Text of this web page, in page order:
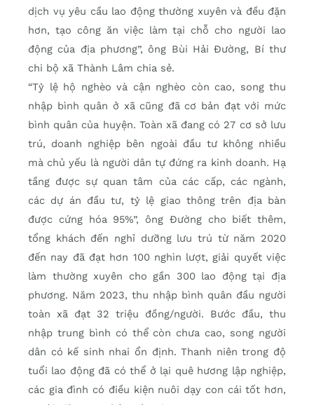
dịch vụ yêu cầu lao động thường xuyên và đều đặn
hơn, tạo công ăn việc làm tại chỗ cho người lao
động của địa phương”, ông Bùi Hải Đường, Bí thư
chi bộ xã Thành Lâm chia sẻ.
“Tỷ lệ hộ nghèo và cận nghèo còn cao, song thu
nhập bình quân ở xã cũng đã cơ bản đạt với mức
bình quân của huyện. Toàn xã đang có 27 cơ sở lưu
trú, doanh nghiệp bên ngoài đầu tư không nhiều
mà chủ yếu là người dân tự đứng ra kinh doanh. Hạ
tầng được sự quan tâm của các cấp, các ngành,
các dự án đầu tư, tỷ lệ giao thông trên địa bàn
được cứng hóa 95%”, ông Đường cho biết thêm,
tổng khách đến nghỉ dưỡng lưu trú từ năm 2020
đến nay đã đạt hơn 100 nghìn lượt, giải quyết việc
làm thường xuyên cho gần 300 lao động tại địa
phương. Năm 2023, thu nhập bình quân đầu người
toàn xã đạt 32 triệu đồng/người. Bước đầu, thu
nhập trung bình có thể còn chưa cao, song người
dân có kế sinh nhai ổn định. Thanh niên trong độ
tuổi lao động đã có thể ở lại quê hương lập nghiệp,
các gia đình có điều kiện nuôi dạy con cái tốt hơn,